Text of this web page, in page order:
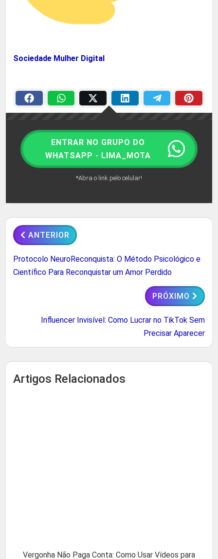
Sociedade Mulher Digital
ENTRAR NO GRUPO DO
WHATSAPP - LIMA_MOTA
*Abra o link pelo celular!
ANTERIOR
Protocolo NeuroReconquista: O Método Psicológico e
Científico Para Reconquistar um Amor Perdido
PRÓXIMO
Influencer Invisível: Como Lucrar no TikTok Sem
Precisar Aparecer
Artigos Relacionados
Vergonha Não Paga Conta: Como Usar Vídeos para